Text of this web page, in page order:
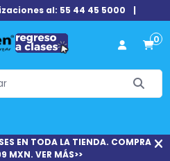
al: 55 44 45 5000 |
0
EN TODA LA TIENDA. COMPRA
MXN. VER MÁS>>